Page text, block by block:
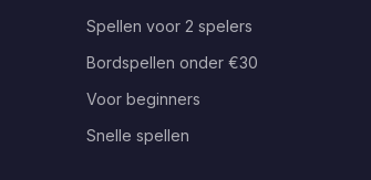
Spellen voor 2 spelers
Bordspellen onder €30
Voor beginners
Snelle spellen